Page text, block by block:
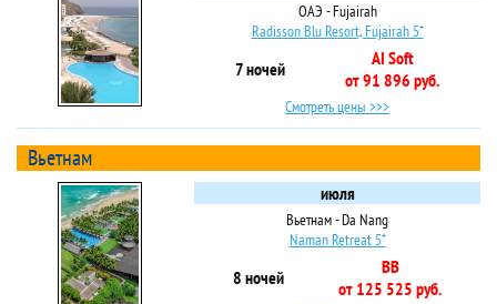
ОАЭ - Fujairah
Radisson Blu Resort, Fujairah 5*
7 ночей
AI Soft
от 91 896 руб.
Смотреть цены >>>
Вьетнам
июля
Вьетнам - Da Nang
Naman Retreat 5*
8 ночей
BB
от 125 525 руб.